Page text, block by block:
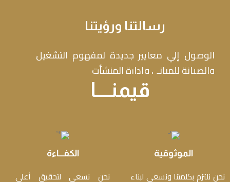
رسالتنا ورؤيتنا
الوصول إلي معايير جديدة لمفهوم التشغيل
والصيانة للمباني وإدارة المنشأت
قيمنــــا
الموثوقية
نحن نلتزم بكلمتنا ونسعى لبناء
الكفـــاءة
نحن نسعى لتحقيق أعلى